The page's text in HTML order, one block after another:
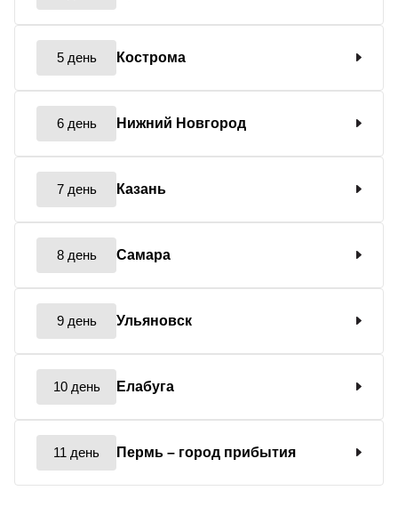
5 день Кострома
6 день Нижний Новгород
7 день Казань
8 день Самара
9 день Ульяновск
10 день Елабуга
11 день Пермь – город прибытия